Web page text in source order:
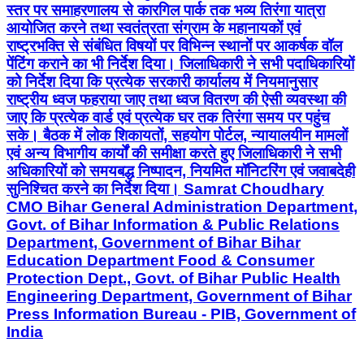
स्तर पर समाहरणालय से कारगिल पार्क तक भव्य तिरंगा यात्रा
आयोजित करने तथा स्वतंत्रता संग्राम के महानायकों एवं
राष्ट्रभक्ति से संबंधित विषयों पर विभिन्न स्थानों पर आकर्षक वॉल
पेंटिंग कराने का भी निर्देश दिया। जिलाधिकारी ने सभी पदाधिकारियों
को निर्देश दिया कि प्रत्येक सरकारी कार्यालय में नियमानुसार
राष्ट्रीय ध्वज फहराया जाए तथा ध्वज वितरण की ऐसी व्यवस्था की
जाए कि प्रत्येक वार्ड एवं प्रत्येक घर तक तिरंगा समय पर पहुंच
सके। बैठक में लोक शिकायतों, सहयोग पोर्टल, न्यायालयीन मामलों
एवं अन्य विभागीय कार्यों की समीक्षा करते हुए जिलाधिकारी ने सभी
अधिकारियों को समयबद्ध निष्पादन, नियमित मॉनिटरिंग एवं जवाबदेही
सुनिश्चित करने का निर्देश दिया। Samrat Choudhary
CMO Bihar General Administration Department,
Govt. of Bihar Information & Public Relations
Department, Government of Bihar Bihar
Education Department Food & Consumer
Protection Dept., Govt. of Bihar Public Health
Engineering Department, Government of Bihar
Press Information Bureau - PIB, Government of
India